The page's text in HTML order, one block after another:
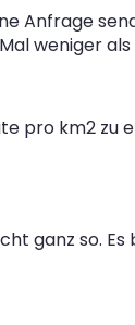
Anfrage
weniger
pro km2
ganz so.